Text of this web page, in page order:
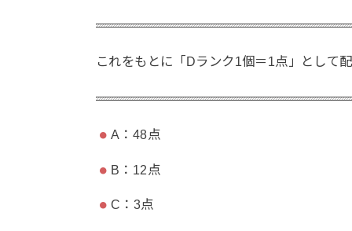
これをもとに「Dランク1個＝1点」として
A：48点
B：12点
C：3点